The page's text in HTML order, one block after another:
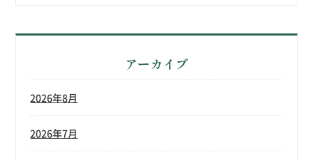
アーカイブ
2026年8月
2026年7月